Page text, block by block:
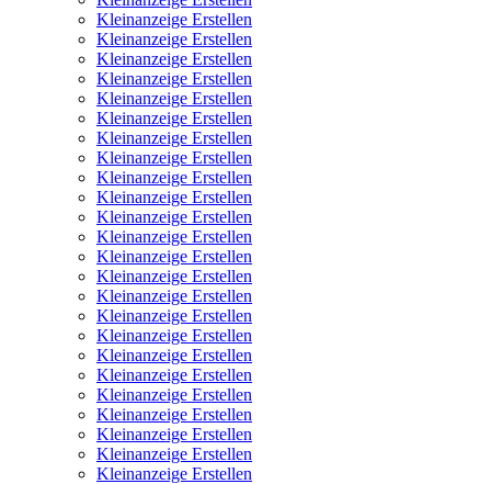
Kleinanzeige Erstellen
Kleinanzeige Erstellen
Kleinanzeige Erstellen
Kleinanzeige Erstellen
Kleinanzeige Erstellen
Kleinanzeige Erstellen
Kleinanzeige Erstellen
Kleinanzeige Erstellen
Kleinanzeige Erstellen
Kleinanzeige Erstellen
Kleinanzeige Erstellen
Kleinanzeige Erstellen
Kleinanzeige Erstellen
Kleinanzeige Erstellen
Kleinanzeige Erstellen
Kleinanzeige Erstellen
Kleinanzeige Erstellen
Kleinanzeige Erstellen
Kleinanzeige Erstellen
Kleinanzeige Erstellen
Kleinanzeige Erstellen
Kleinanzeige Erstellen
Kleinanzeige Erstellen
Kleinanzeige Erstellen